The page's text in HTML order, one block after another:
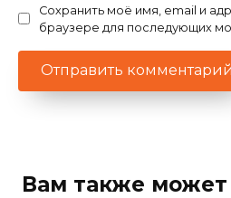
Сохранить моё имя, email и
браузере для последующих
Вам также может